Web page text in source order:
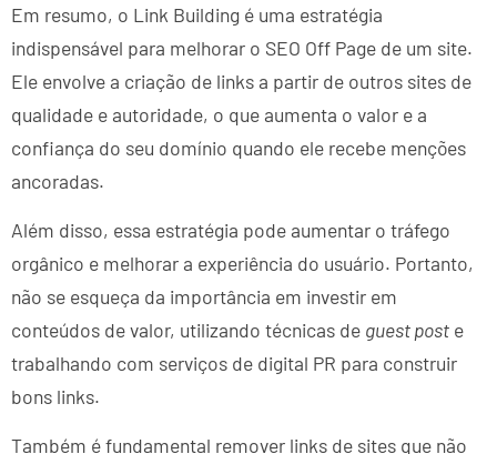
Em resumo, o Link Building é uma estratégia
indispensável para melhorar o SEO Off Page de um site.
Ele envolve a criação de links a partir de outros sites de
qualidade e autoridade, o que aumenta o valor e a
confiança do seu domínio quando ele recebe menções
ancoradas.
Além disso, essa estratégia pode aumentar o tráfego
orgânico e melhorar a experiência do usuário. Portanto,
não se esqueça da importância em investir em
conteúdos de valor, utilizando técnicas de guest post e
trabalhando com serviços de digital PR para construir
bons links.
Também é fundamental remover links de sites que não